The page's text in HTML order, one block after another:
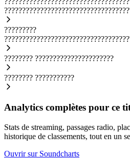
?????????
???????? ??????????????????????
???????? ???????????
Analytics complètes pour ce
Stats de streaming, passages radio,
historique de classements, tout en un
Ouvrir sur Soundcharts